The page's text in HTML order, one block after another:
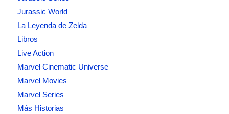
Jurassic World
La Leyenda de Zelda
Libros
Live Action
Marvel Cinematic Universe
Marvel Movies
Marvel Series
Más Historias